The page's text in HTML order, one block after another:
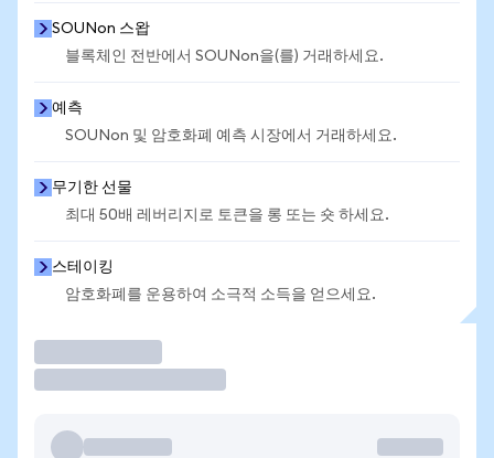
SOUNon 스왑
블록체인 전반에서 SOUNon을(를) 거래하세요.
예측
SOUNon 및 암호화폐 예측 시장에서 거래하세요.
무기한 선물
최대 50배 레버리지로 토큰을 롱 또는 숏 하세요.
스테이킹
암호화폐를 운용하여 소극적 소득을 얻으세요.